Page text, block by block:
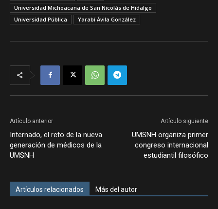
Universidad Michoacana de San Nicolás de Hidalgo
Universidad Pública
Yarabí Ávila González
Artículo anterior
Internado, el reto de la nueva
generación de médicos de la
UMSNH
Artículo siguiente
UMSNH organiza primer
congreso internacional
estudiantil filosófico
Artículos relacionados Más del autor